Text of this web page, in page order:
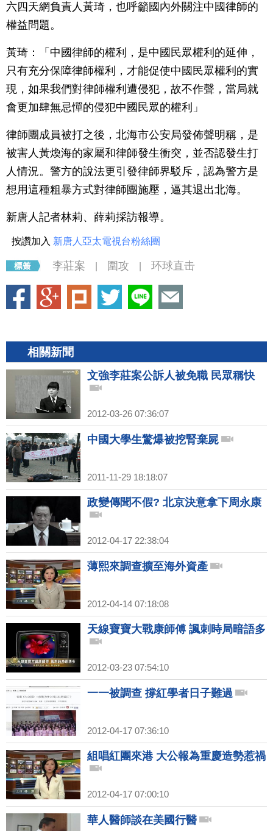
六四天網負責人黃琦，也呼籲國內外關注中國律師的
權益問題。
黃琦：「中國律師的權利，是中國民眾權利的延伸，
只有充分保障律師權利，才能促使中國民眾權利的實
現，如果我們對律師權利遭侵犯，故不作聲，當局就
會更加肆無忌憚的侵犯中國民眾的權利」
律師團成員被打之後，北海市公安局發佈聲明稱，是
被害人黃煥海的家屬和律師發生衝突，並否認發生打
人情況。警方的說法更引發律師界駁斥，認為警方是
想用這種粗暴方式對律師團施壓，逼其退出北海。
新唐人記者林莉、薛莉採訪報導。
按讚加入 新唐人亞太電視台粉絲團
李莊案 圍攻 环球直击
相關新聞
文強李莊案公訴人被免職 民眾稱快
2012-03-26 07:36:07
中國大學生驚爆被挖腎棄屍
2011-11-29 18:18:07
政變傳聞不假? 北京決意拿下周永康
2012-04-17 22:38:04
薄熙來調查擴至海外資產
2012-04-14 07:18:08
天線寶寶大戰康師傅 諷刺時局暗語多
2012-03-23 07:54:10
一一被調查 撐紅學者日子難過
2012-04-17 07:36:10
組唱紅團來港 大公報為重慶造勢惹禍
2012-04-17 07:00:10
華人醫師談在美國行醫